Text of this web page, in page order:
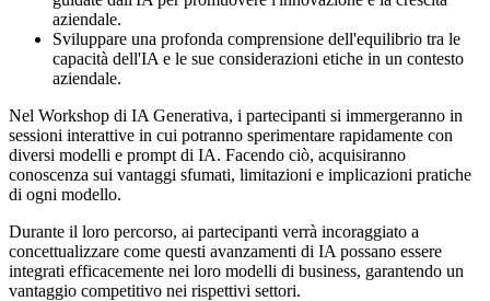
aziendale.
Sviluppare una profonda comprensione dell'equilibrio tra le
capacità dell'IA e le sue considerazioni etiche in un contesto
aziendale.
Nel Workshop di IA Generativa, i partecipanti si immergeranno in
sessioni interattive in cui potranno sperimentare rapidamente con
diversi modelli e prompt di IA. Facendo ciò, acquisiranno
conoscenza sui vantaggi sfumati, limitazioni e implicazioni pratiche
di ogni modello.
Durante il loro percorso, ai partecipanti verrà incoraggiato a
concettualizzare come questi avanzamenti di IA possano essere
integrati efficacemente nei loro modelli di business, garantendo un
vantaggio competitivo nei rispettivi settori.